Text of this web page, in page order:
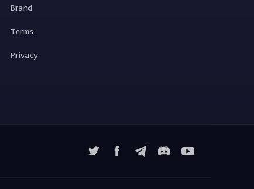
Brand
Terms
Privacy
FacebookTelegramYouTube